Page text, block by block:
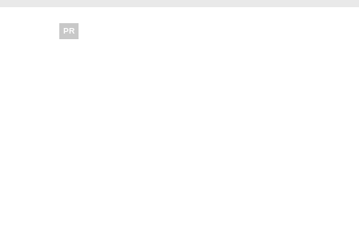
PR